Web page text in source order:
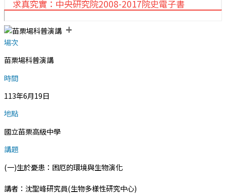
求真究實：中央研究院2008-2017院史電子書
+
場次
苗栗場科普演講
時間
113年6月19日
地點
國立苗栗高級中學
講題
(一)生於憂患：困厄的環境與生物演化
講者：沈聖峰研究員(生物多樣性研究中心)